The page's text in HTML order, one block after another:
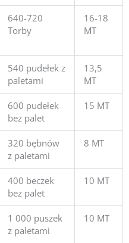
640-720
Torby
16-18
MT
540 pudełek z
paletami
13,5
MT
600 pudełek
bez palet
15 MT
320 bębnów
z paletami
8 MT
400 beczek
bez palet
10 MT
1 000 puszek
z paletami
10 MT